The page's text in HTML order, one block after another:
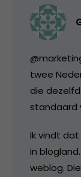
twee
die
standaard
Ik vindt
in
weblog.